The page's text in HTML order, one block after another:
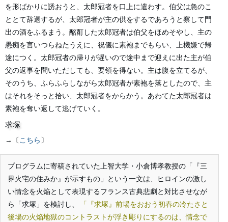
を形ばかりに誘おうと、太郎冠者を口上に遣わす。伯父は急のこ
ととて辞退するが、太郎冠者が主の供をするであろうと察して門
出の酒をふるまう。酩酊した太郎冠者は伯父をほめそやし、主の
愚痴を言いつらねたうえに、祝儀に素袍までもらい、上機嫌で帰
途につく。太郎冠者の帰りが遅いので途中まで迎えに出た主が伯
父の返事を問いただしても、要領を得ない。主は腹を立てるが、
そのうち、ふらふらしながら太郎冠者が素袍を落としたので、主
はそれをそっと拾い、太郎冠者をからかう。あわてた太郎冠者は
素袍を奪い返して逃げていく。
求塚
→〔こちら 〕
プログラムに寄稿されていた上智大学・小倉博孝教授の「『三
界火宅の住みか』が示すもの」という一文は、ヒロインの激し
い情念を火焔として表現するフランス古典悲劇と対比させなが
ら「求塚」を検討し、
『求塚』前場をおおう初春の冷たさと
後場の火焔地獄のコントラストが浮き彫りにするのは、情念で